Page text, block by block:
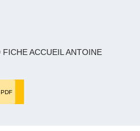
ACCUEIL ANTOINE
PDF